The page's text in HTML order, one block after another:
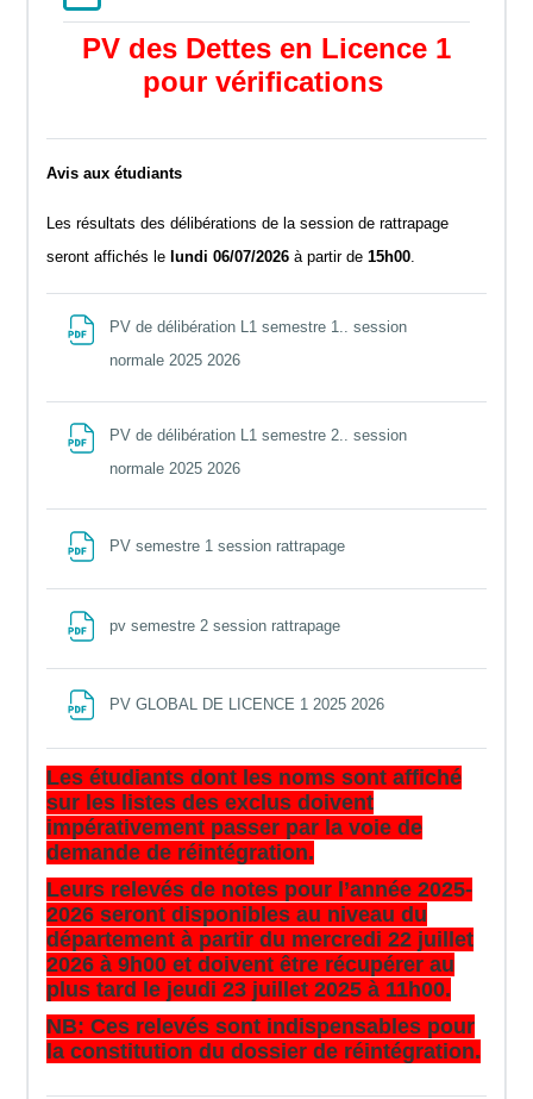
PV des Dettes en Licence 1
pour vérifications
Avis aux étudiants
Les résultats des délibérations de la session de rattrapage
seront affichés le lundi 06/07/2026à partir de 15h00.
PV de délibération L1 semestre 1.. session
normale 2025 2026
PV de délibération L1 semestre 2.. session
normale 2025 2026
PV semestre 1 session rattrapage
pv semestre 2 session rattrapage
PV GLOBAL DE LICENCE 1 2025 2026
Les étudiants dont les noms sont affiché
sur les listes des exclus doivent
impérativement passer par la voie de
demande de réintégration.
Leurs relevés de notes pour l’année 2025-
2026 seront disponibles au niveau du
département à partir du mercredi 22 juillet
2026 à 9h00 et doivent être récupérer au
plus tard le jeudi 23 juillet 2025 à 11h00.
NB: Ces relevés sont indispensables pour
la constitution du dossier de réintégration.